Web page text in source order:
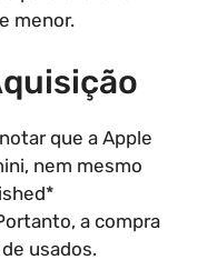
menor.
que a Apple
nem mesmo
a compra
usados.